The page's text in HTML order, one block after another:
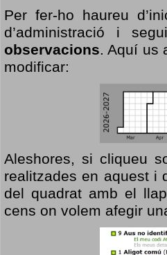
Per fer-ho haureu
d’administració i
observacions. Aquí us
modificar:
Aleshores, si cliqueu
realitzades en aquest i
del quadrat amb el
cens on volem afegir